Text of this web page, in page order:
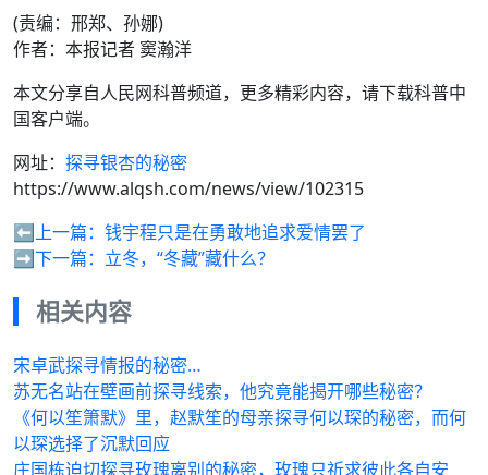
(责编：邢郑、孙娜)
作者：本报记者 窦瀚洋
本文分享自人民网科普频道，更多精彩内容，请下载科普中
国客户端。
网址： 探寻银杏的秘密
https://www.alqsh.com/news/view/102315
⬅️上一篇： 钱宇程只是在勇敢地追求爱情罢了
➡️下一篇： 立冬，“冬藏”藏什么？
相关内容
宋卓武探寻情报的秘密…
苏无名站在壁画前探寻线索，他究竟能揭开哪些秘密？
《何以笙箫默》里，赵默笙的母亲探寻何以琛的秘密，而何
以琛选择了沉默回应
庄国栋迫切探寻玫瑰离别的秘密，玫瑰只祈求彼此各自安